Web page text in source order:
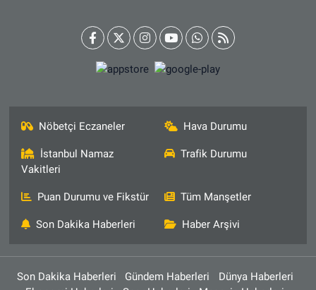
Nöbetçi Eczaneler Hava Durumu
İstanbul Namaz
Vakitleri
Trafik Durumu
Puan Durumu ve Fikstür Tüm Manşetler
Son Dakika Haberleri Haber Arşivi
Son Dakika Haberleri Gündem Haberleri
Dünya Haberleri